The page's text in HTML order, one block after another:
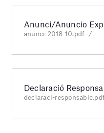
Anunci/Anuncio
anunci-2018-10.pdf
Declaració
declaraci-